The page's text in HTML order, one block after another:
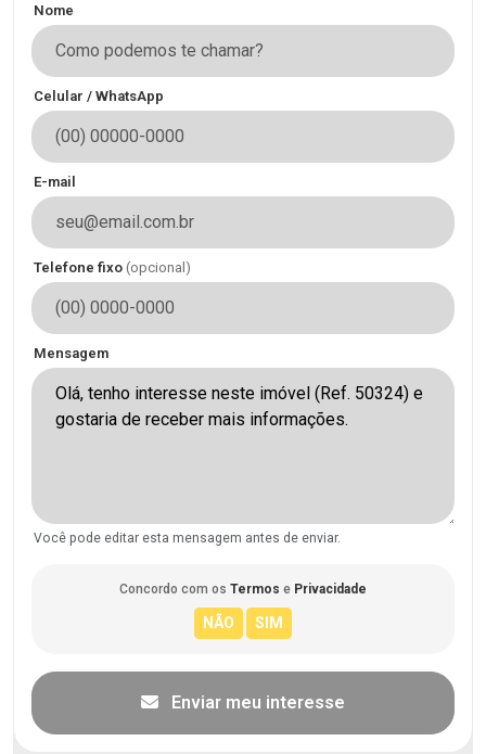
Nome
Celular / WhatsApp
E-mail
Telefone fixo (opcional)
Mensagem
Você pode editar esta mensagem antes de enviar.
Concordo com os Termos e Privacidade
Enviar meu interesse